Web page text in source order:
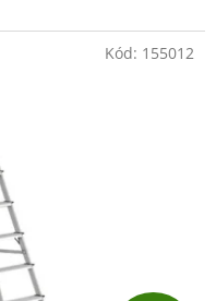
Kód: 155012